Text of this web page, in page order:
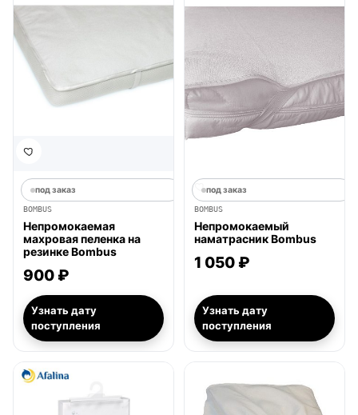
под заказ
BOMBUS
Непромокаемая
махровая пеленка на
резинке Bombus
900 ₽
Узнать дату
поступления
под заказ
BOMBUS
Непромокаемый
наматрасник Bombus
1 050 ₽
Узнать дату
поступления